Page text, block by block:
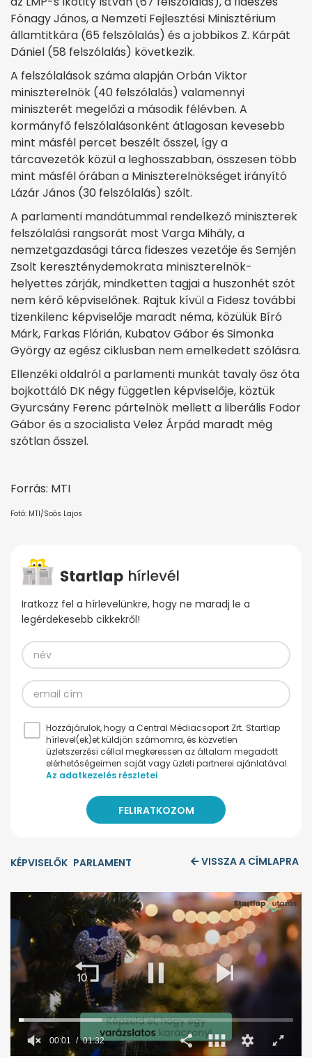
Fónagy János, a Nemzeti Fejlesztési Minisztérium
államtitkára (65 felszólalás) és a jobbikos Z. Kárpát
Dániel (58 felszólalás) következik.
A felszólalások száma alapján Orbán Viktor
miniszterelnök (40 felszólalás) valamennyi
miniszterét megelőzi a második félévben. A
kormányfő felszólalásonként átlagosan kevesebb
mint másfél percet beszélt ősszel, így a
tárcavezetők közül a leghosszabban, összesen több
mint másfél órában a Miniszterelnökséget irányító
Lázár János (30 felszólalás) szólt.
A parlamenti mandátummal rendelkező miniszterek
felszólalási rangsorát most Varga Mihály, a
nemzetgazdasági tárca fideszes vezetője és Semjén
Zsolt kereszténydemokrata miniszterelnök-
helyettes zárják, mindketten tagjai a huszonhét szót
nem kérő képviselőnek. Rajtuk kívül a Fidesz további
tizenkilenc képviselője maradt néma, közülük Bíró
Márk, Farkas Flórián, Kubatov Gábor és Simonka
György az egész ciklusban nem emelkedett szólásra.
Ellenzéki oldalról a parlamenti munkát tavaly ősz óta
bojkottáló DK négy független képviselője, köztük
Gyurcsány Ferenc pártelnök mellett a liberális Fodor
Gábor és a szocialista Velez Árpád maradt még
szótlan ősszel.
Forrás: MTI
Fotó: MTI/Soós Lajos
Iratkozz fel a hírlevelünkre, hogy ne maradj le a
legérdekesebb cikkekről!
Hozzájárulok, hogy a Central Médiacsoport Zrt. Startlap
hírlevel(ek)et küldjön számomra, és közvetlen
üzletszerzési céllal megkeressen az általam megadott
elérhetőségeimen saját vagy üzleti partnerei ajánlatával.
Az adatkezelés részletei
KÉPVISELŐK PARLAMENT VISSZA A CÍMLAPRA
00:02 01:32